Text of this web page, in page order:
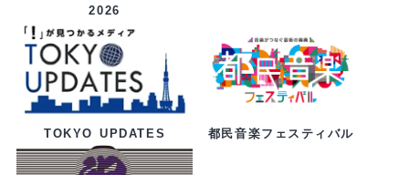
2026
TOKYO UPDATES 都民音楽フェスティバル